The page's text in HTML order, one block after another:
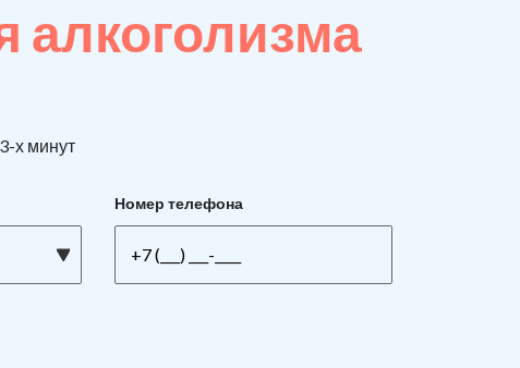
алкоголизма
х минут
Номер телефона